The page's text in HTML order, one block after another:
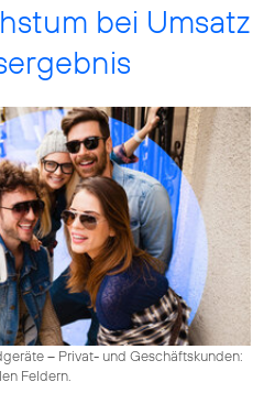
bei Umsatz
– Privat- und Geschäftskunden:
Feldern.